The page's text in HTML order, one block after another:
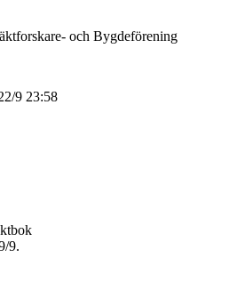
och Bygdeförening
9 23:58
9.